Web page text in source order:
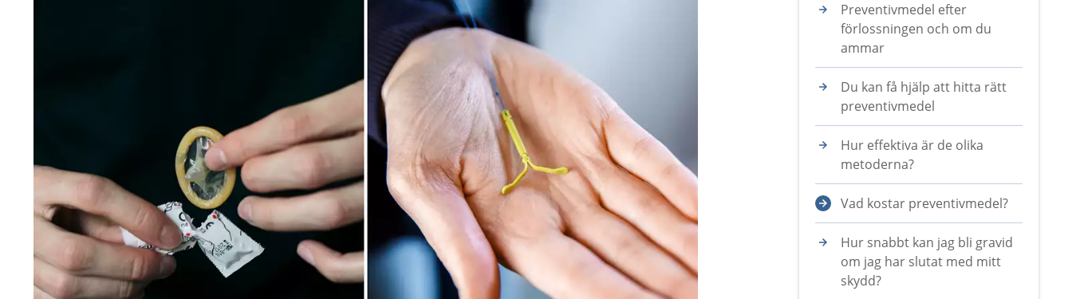
Preventivmedel efter
förlossningen och om du
ammar
Du kan få hjälp att hitta rätt
preventivmedel
Hur effektiva är de olika
metoderna?
Vad kostar preventivmedel?
Hur snabbt kan jag bli gravid
om jag har slutat med mitt
skydd?